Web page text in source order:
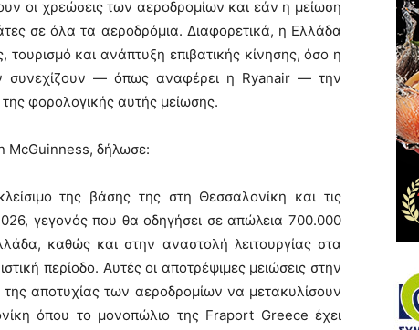
οι χρεώσεις των αεροδρομίων και εάν η μείωση
σε όλα τα αεροδρόμια. Διαφορετικά, η Ελλάδα
τουρισμό και ανάπτυξη επιβατικής κίνησης, όσο η
συνεχίζουν — όπως αναφέρει η Ryanair — την
φορολογικής αυτής μείωσης.
McGuinness, δήλωσε:
της βάσης της στη Θεσσαλονίκη και τις
γεγονός που θα οδηγήσει σε απώλεια 700.000
καθώς και στην αναστολή λειτουργίας στα
περίοδο. Αυτές οι αποτρέψιμες μειώσεις στην
αποτυχίας των αεροδρομίων να μετακυλίσουν
όπου το μονοπώλιο της Fraport Greece έχει